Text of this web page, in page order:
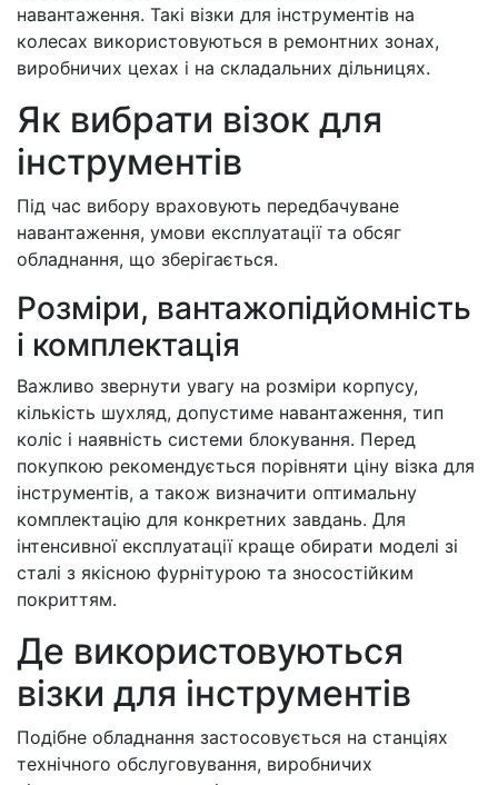
навантаження. Такі візки для інструментів на
колесах використовуються в ремонтних зонах,
виробничих цехах і на складальних дільницях.
Як вибрати візок для
інструментів
Під час вибору враховують передбачуване
навантаження, умови експлуатації та обсяг
обладнання, що зберігається.
Розміри, вантажопідйомність
і комплектація
Важливо звернути увагу на розміри корпусу,
кількість шухляд, допустиме навантаження, тип
коліс і наявність системи блокування. Перед
покупкою рекомендується порівняти ціну візка для
інструментів, а також визначити оптимальну
комплектацію для конкретних завдань. Для
інтенсивної експлуатації краще обирати моделі зі
сталі з якісною фурнітурою та зносостійким
покриттям.
Де використовуються
візки для інструментів
Подібне обладнання застосовується на станціях
технічного обслуговування, виробничих